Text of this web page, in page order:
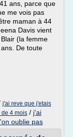
ans, parce que
me vois pas
maman à 44
Davis vient
(la femme
De toute
j'ai reve que j'etais
4 mois / j'ai
oublie pas